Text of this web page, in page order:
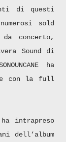
di questi
sold
concerto,
Sound di
ha
e con la full
ha intrapreso
dell’album